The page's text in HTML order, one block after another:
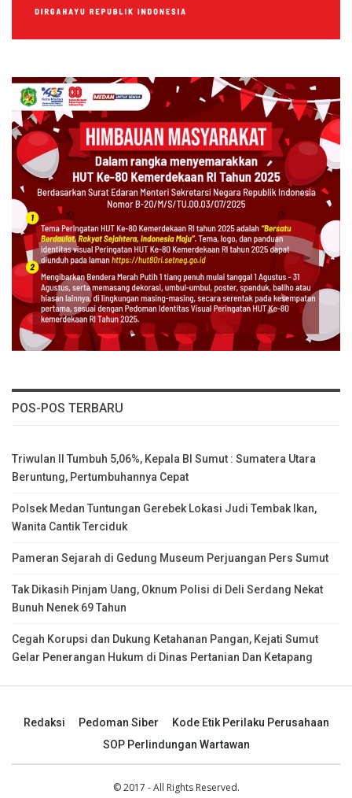
POS-POS TERBARU
Triwulan II Tumbuh 5,06%, Kepala BI Sumut : Sumatera Utara
Beruntung, Pertumbuhannya Cepat
Polsek Medan Tuntungan Gerebek Lokasi Judi Tembak Ikan,
Wanita Cantik Terciduk
Pameran Sejarah di Gedung Museum Perjuangan Pers Sumut
Tak Dikasih Pinjam Uang, Oknum Polisi di Deli Serdang Nekat
Bunuh Nenek 69 Tahun
Cegah Korupsi dan Dukung Ketahanan Pangan, Kejati Sumut
Gelar Penerangan Hukum di Dinas Pertanian Dan Ketapang
Redaksi Pedoman Siber
Kode Etik Perilaku Perusahaan
SOP Perlindungan Wartawan
© 2017 - All Rights Reserved.